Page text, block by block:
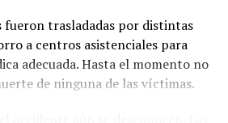
fueron trasladadas por distintas
a centros asistenciales para
adecuada. Hasta el momento no
de ninguna de las víctimas.